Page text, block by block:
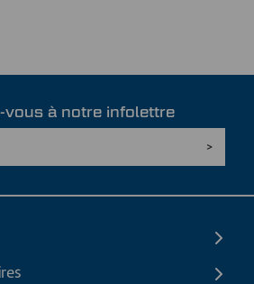
vous à notre infolettre